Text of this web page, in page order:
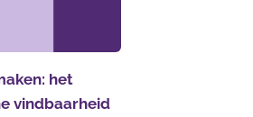
het
vindbaarheid